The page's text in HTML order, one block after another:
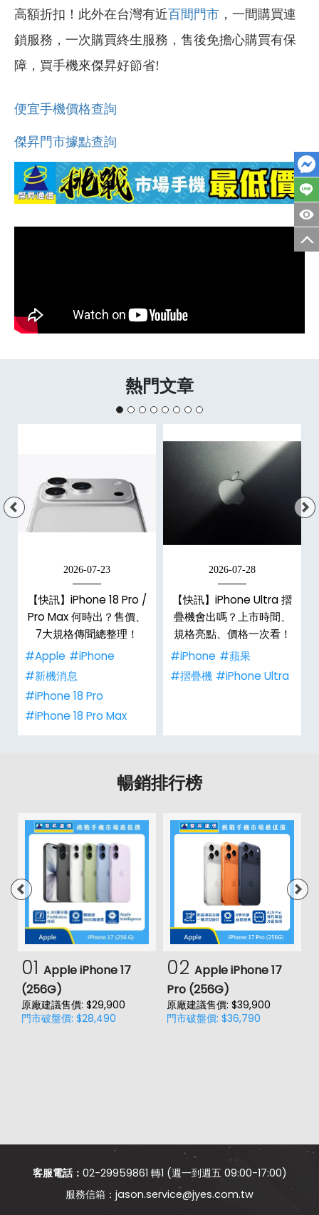
高額折扣！此外在台灣有近百間門市 ，一間購買連
鎖服務，一次購買終生服務，售後免擔心購買有保
障，買手機來傑昇好節省!
便宜手機價格查詢
傑昇門市據點查詢
熱門文章
2026-07-23
【快訊】iPhone 18 Pro /
Pro Max 何時出？售價、
7大規格傳聞總整理！
#Apple #iPhone
#新機消息
#iPhone 18 Pro
#iPhone 18 Pro Max
2026-07-28
【快訊】iPhone Ultra 摺
疊機會出嗎？上市時間、
規格亮點、價格一次看！
#iPhone #蘋果
#摺疊機 #iPhone Ultra
暢銷排行榜
01 Apple iPhone 17
(256G)
原廠建議售價: $29,900
門市破盤價: $28,490
02 Apple iPhone 17
Pro (256G)
原廠建議售價: $39,900
門市破盤價: $36,790
客服電話： 02-29959861 轉1 (週一到週五 09:00-17:00)
jason.service@jyes.com.tw